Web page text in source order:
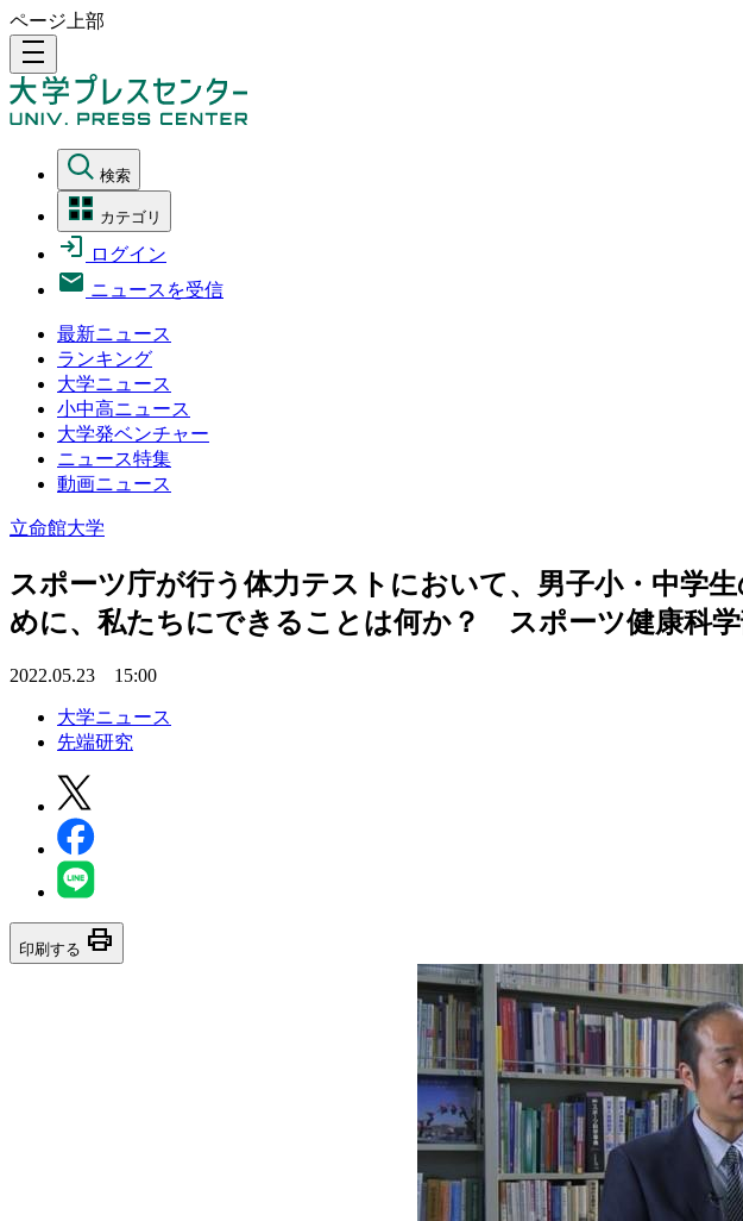
ページ上部
density_medium
検索
カテゴリ
ログイン
ニュースを受信
最新ニュース
ランキング
大学ニュース
小中高ニュース
大学発ベンチャー
ニュース特集
動画ニュース
立命館大学
スポーツ庁が行う体力テストにおいて、男子小・中学
めに、私たちにできることは何か？ スポーツ健康科
2022.05.23 15:00
大学ニュース
先端研究
印刷する print